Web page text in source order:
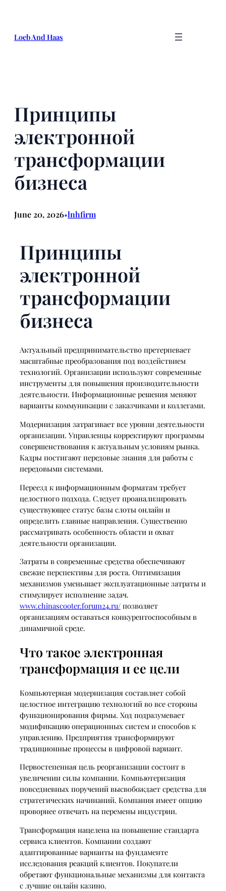
content
Loeb And Haas
Принципы
электронной
трансформации
бизнеса
June 20, 2026•lnhfirm
Принципы
электронной
трансформации
бизнеса
Актуальный предпринимательство претерпевает
масштабные преобразования под воздействием
технологий. Организации используют современные
инструменты для повышения производительности
деятельности. Информационные решения меняют
варианты коммуникации с заказчиками и коллегами.
Модернизация затрагивает все уровни деятельности
организации. Управленцы корректируют программы
совершенствования к актуальным условиям рынка.
Кадры постигают передовые знания для работы с
передовыми системами.
Переезд к информационным форматам требует
целостного подхода. Следует проанализировать
существующее статус базы слоты онлайн и
определить главные направления. Существенно
рассматривать особенность области и охват
деятельности организации.
Затраты в современные средства обеспечивают
свежие перспективы для роста. Оптимизация
механизмов уменьшает эксплуатационные затраты и
стимулирует исполнение задач.
www.chinascooter.forum24.ru/позволяет
организациям оставаться конкурентоспособным в
динамичной среде.
Что такое электронная
трансформация и ее цели
Компьютерная модернизация составляет собой
целостное интеграцию технологий во все стороны
функционирования фирмы. Ход подразумевает
модификацию операционных систем и способов к
управлению. Предприятия трансформируют
традиционные процессы в цифровой вариант.
Первостепенная цель реорганизации состоит в
увеличении силы компании. Компьютеризация
повседневных поручений высвобождает средства для
стратегических начинаний. Компания имеет опцию
проворнее отвечать на перемены индустрии.
Трансформация нацелена на повышение стандарта
сервиса клиентов. Компании создают
адаптированные варианты на фундаменте
исследования реакций клиентов. Покупатели
обретают функциональные механизмы для контакта
с лучшие онлайн казино.